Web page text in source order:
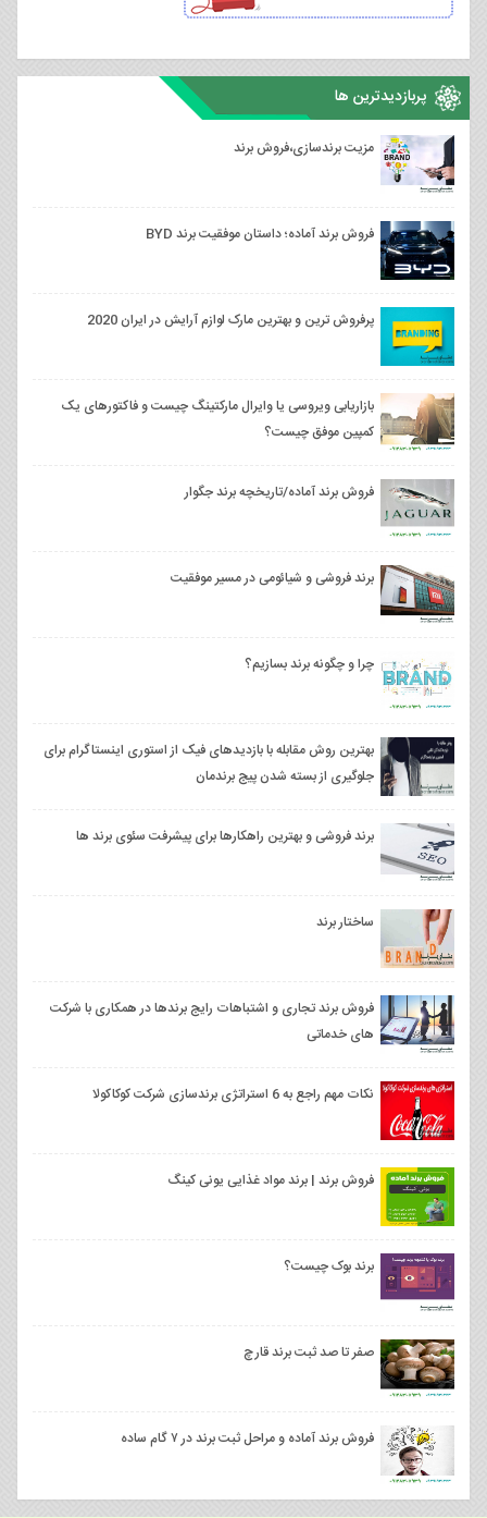
پربازدیدترین ها
مزیت برندسازی،فروش برند
فروش برند آماده؛ داستان موفقیت برند BYD
پرفروش ترین و بهترین مارک لوازم آرایش در ایران 2020
بازاریابی ویروسی یا وایرال مارکتینگ چیست و فاکتورهای یک
کمپین موفق چیست؟
فروش برند آماده/تاریخچه برند جگوار
برند فروشی و شیائومی در مسیر موفقیت
چرا و چگونه برند بسازیم؟
بهترین روش مقابله با بازدیدهای فیک از استوری اینستاگرام برای
جلوگیری از بسته شدن پیج برندمان
برند فروشی و بهترین راهکارها برای پیشرفت سئوی برند ها
ساختار برند
فروش برند تجاری و اشتباهات رایج برندها در همکاری با شرکت
های خدماتی
نکات مهم راجع به 6 استراتژی برندسازی شرکت کوکاکولا
فروش برند | برند مواد غذایی یونی کینگ
برند بوک چیست؟
صفر تا صد ثبت برند قارچ
فروش برند آماده و مراحل ثبت برند در ۷ گام ساده